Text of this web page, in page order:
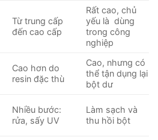
Từ trung cấp
đến cao cấp
Rất cao, chủ
yếu là dùng
trong công
nghiệp
Cao hơn do
resin đặc thù
Cao, nhưng có
thể tận dụng lại
bột dư
Nhiều bước:
rửa, sấy UV
Làm sạch và
thu hồi bột